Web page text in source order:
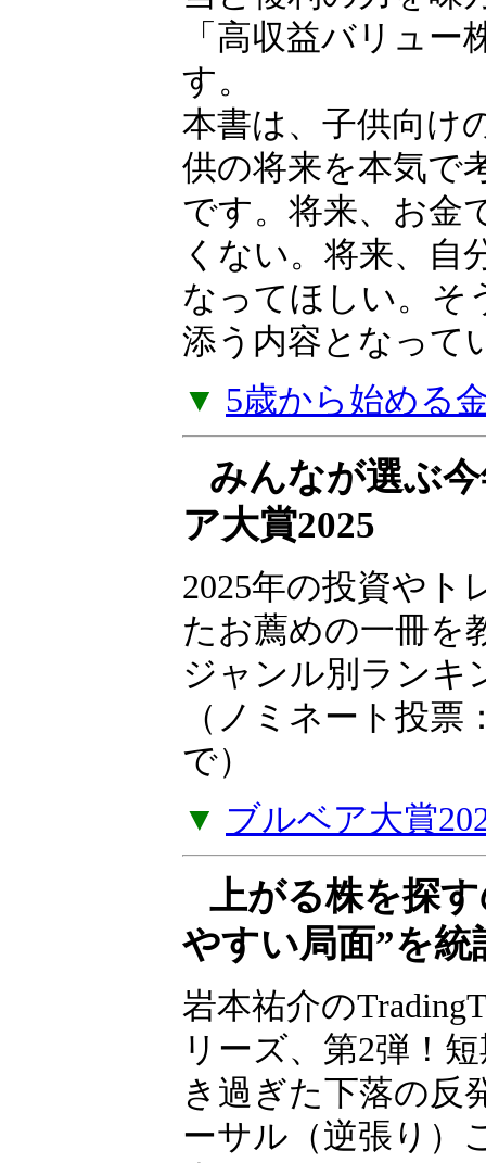
当収益バリュー
資産5億円の現役
が配当と複利の力
産を育てた「高収
法」を明かします
本書は、子供向け
供の将来を本気で
です。将来、お金
くない。将来、自
なってほしい。そ
添う内容となって
▼ 5歳から始める
みんなが選ぶ
ア大賞2025
2025年の投資や
たお薦めの一冊を
い。2025年ジャン
を掲載しました。
年1月5日（月）ま
▼ ブルベア大賞
上がる株を探
やすい局面”を
岩本祐介の